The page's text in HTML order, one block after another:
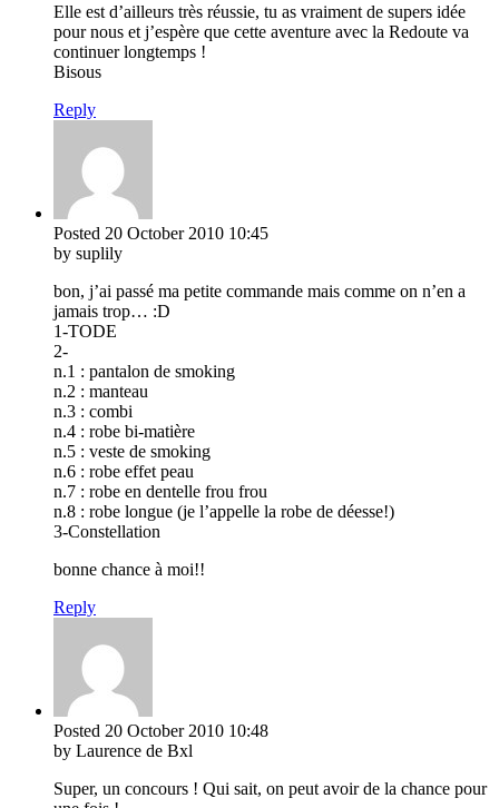
Elle est d’ailleurs très réussie, tu as vraiment de supers idée
pour nous et j’espère que cette aventure avec la Redoute va
continuer longtemps !
Bisous
Reply
Posted 20 October 2010 10:45
by suplily
bon, j’ai passé ma petite commande mais comme on n’en a
jamais trop… :D
1-TODE
2-
n.1 : pantalon de smoking
n.2 : manteau
n.3 : combi
n.4 : robe bi-matière
n.5 : veste de smoking
n.6 : robe effet peau
n.7 : robe en dentelle frou frou
n.8 : robe longue (je l’appelle la robe de déesse!)
3-Constellation
bonne chance à moi!!
Reply
Posted 20 October 2010 10:48
by Laurence de Bxl
Super, un concours ! Qui sait, on peut avoir de la chance pour